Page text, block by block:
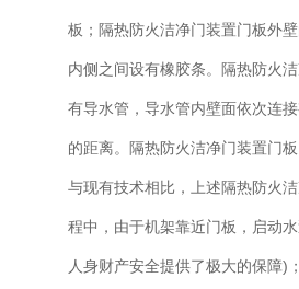
板；隔热防火洁净门装置门板外
内侧之间设有橡胶条。隔热防火
有导水管，导水管内壁面依次连
的距离。隔热防火洁净门装置门
与现有技术相比，上述隔热防火
程中，由于机架靠近门板，启动
人身财产安全提供了极大的保障)